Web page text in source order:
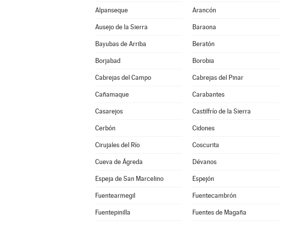
Alpanseque Arancón
Ausejo de la Sierra Baraona
Bayubas de Arriba Beratón
Borjabad Borobia
Cabrejas del Campo Cabrejas del Pinar
Cañamaque Carabantes
Casarejos Castilfrío de la Sierra
Cerbón Cidones
Cirujales del Río Coscurita
Cueva de Ágreda Dévanos
Espeja de San Marcelino Espejón
Fuentearmegil Fuentecambrón
Fuentepinilla Fuentes de Magaña